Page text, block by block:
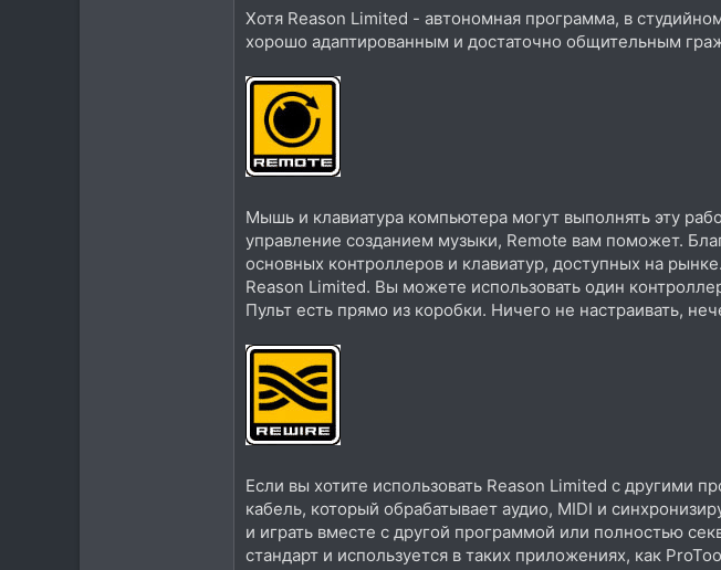
Хотя Reason Limited - автономная программа, в
хорошо адаптированным и достаточно общительным
Мышь и клавиатура компьютера могут выполнять эту
управление созданием музыки, Remote вам поможет.
основных контроллеров и клавиатур, доступных на
Reason Limited. Вы можете использовать один
Пульт есть прямо из коробки. Ничего не настраивать,
Если вы хотите использовать Reason Limited с другими
кабель, который обрабатывает аудио, MIDI и
и играть вместе с другой программой или полностью
стандарт и используется в таких приложениях, как